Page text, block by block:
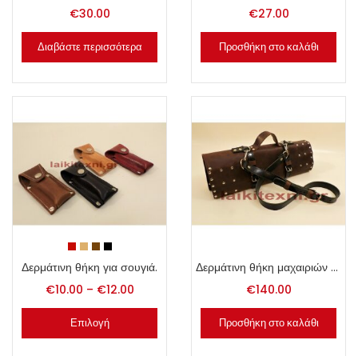
€30.00
Διαβάστε περισσότερα
€27.00
Προσθήκη στο καλάθι
Δερμάτινη θήκη για σουγιά.
€10.00 – €12.00
Επιλογή
Δερμάτινη θήκη μαχαιριών Chef.
€140.00
Προσθήκη στο καλάθι